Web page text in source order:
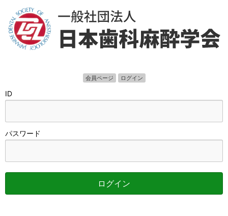
グ
ン
会員ページ ログイン
ID
パスワード
ログイン